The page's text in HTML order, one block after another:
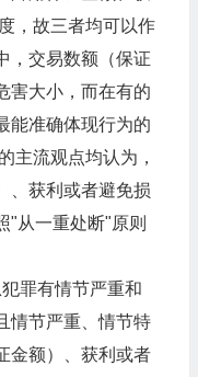
，故三者均可以作
，交易数额（保证
害大小，而在有的
能准确体现行为的
主流观点均认为，
、获利或者避免损
"从一重处断"原则
罪有情节严重和
情节严重、情节特
金额）、获利或者